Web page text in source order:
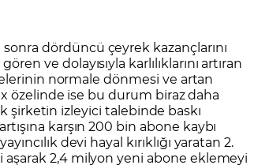
Borsa İşlem Koşulları Canlı Fiyat
GCM MT5 Eğitim Videoları
Finansal Okur Yazarlık
Ekonomik Takvim Analiz Asistan
Sıkça Sorulan Sorular Site Haritası
dördüncü çeyrek kazançlarını
ve dolayısıyla karlılıklarını artıran
normale dönmesi ve artan
özelinde ise bu durum biraz daha
şirketin izleyici talebinde baskı
karşın 200 bin abone kaybı
devi hayal kırıklığı yaratan 2.
aşarak 2,4 milyon yeni abone eklemeyi